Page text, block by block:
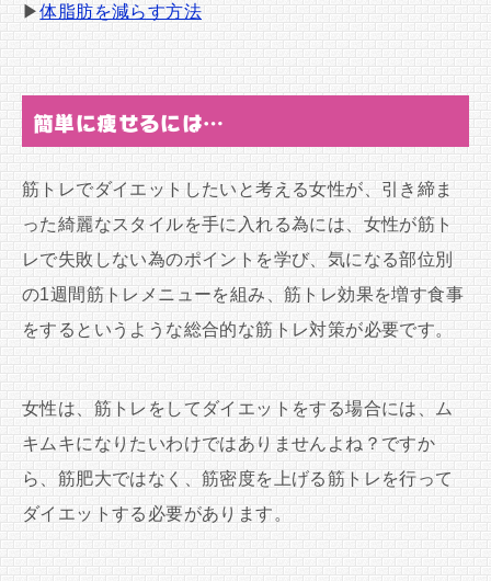
▶体脂肪を減らす方法
簡単に痩せるには…
筋トレでダイエットしたいと考える女性が、引き締ま
った綺麗なスタイルを手に入れる為には、女性が筋ト
レで失敗しない為のポイントを学び、気になる部位別
の1週間筋トレメニューを組み、筋トレ効果を増す食事
をするというような総合的な筋トレ対策が必要です。
女性は、筋トレをしてダイエットをする場合には、ム
キムキになりたいわけではありませんよね？ですか
ら、筋肥大ではなく、筋密度を上げる筋トレを行って
ダイエットする必要があります。